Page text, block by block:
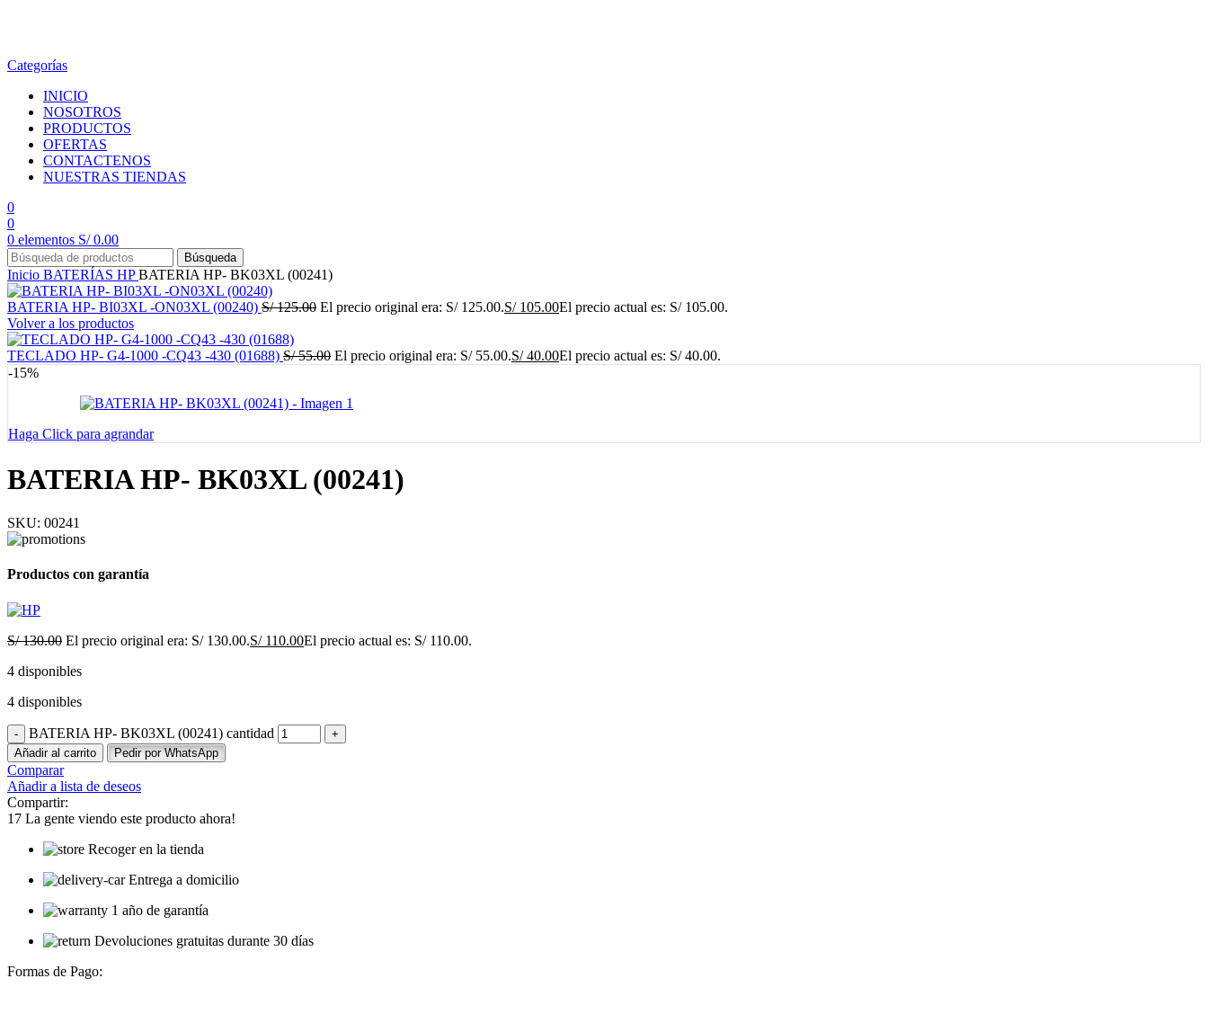
Categorías
INICIO
NOSOTROS
PRODUCTOS
OFERTAS
CONTACTENOS
NUESTRAS TIENDAS
0
0
0 elementos S/0.00
Búsqueda
Inicio BATERÍAS HPBATERIA HP- BK03XL (00241)
BATERIA HP- BI03XL -ON03XL (00240) S/125.00 El precio original era: S/ 125.00.S/105.00El precio actual es: S/ 105.00.
Volver a los productos
TECLADO HP- G4-1000 -CQ43 -430 (01688) S/55.00 El precio original era: S/ 55.00.S/40.00El precio actual es: S/ 40.00.
-15%
Haga Click para agrandar
BATERIA HP- BK03XL (00241)
SKU: 00241
Productos con garantía
S/130.00 El precio original era: S/ 130.00.S/110.00El precio actual es: S/ 110.00.
4 disponibles
4 disponibles
BATERIA HP- BK03XL (00241) cantidad
Añadir al carrito Pedir por WhatsApp
Comparar
Añadir a lista de deseos
Compartir:
17 La gente viendo este producto ahora!
Recoger en la tienda
Entrega a domicilio
1 año de garantía
Devoluciones gratuitas durante 30 días
Formas de Pago: